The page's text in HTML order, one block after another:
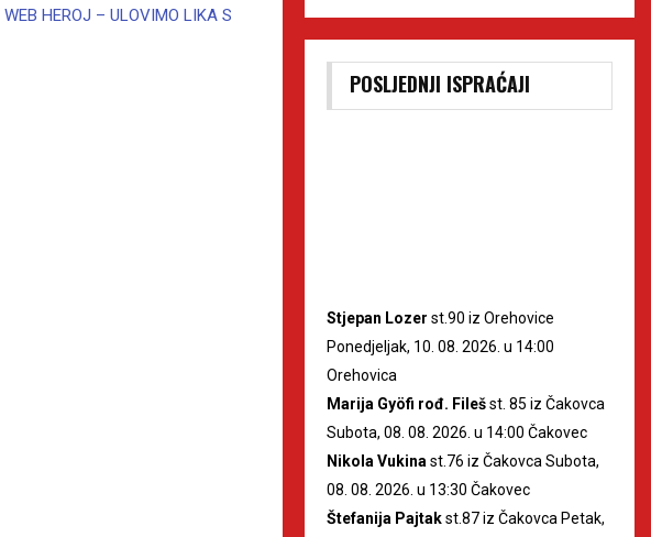
WEB HEROJ – ULOVIMO LIKA S
POSLJEDNJI ISPRAĆAJI
Stjepan Lozer st.90 iz Orehovice
Ponedjeljak, 10. 08. 2026. u 14:00
Orehovica
Marija Gyöfi rođ. Filešst. 85 iz Čakovca
Subota, 08. 08. 2026. u 14:00 Čakovec
Nikola Vukina st.76 iz Čakovca Subota,
08. 08. 2026. u 13:30 Čakovec
Štefanija Pajtakst.87 iz Čakovca Petak,